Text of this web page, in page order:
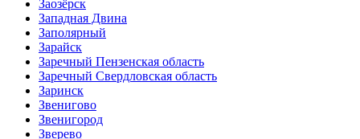
Заозёрск
Западная Двина
Заполярный
Зарайск
Заречный Пензенская область
Заречный Свердловская область
Заринск
Звенигово
Звенигород
Зверево